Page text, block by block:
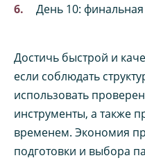
День 10:
Достичь быстрой и
если соблюдать
использовать
инструменты, а также
временем. Экономия
подготовки и выбора